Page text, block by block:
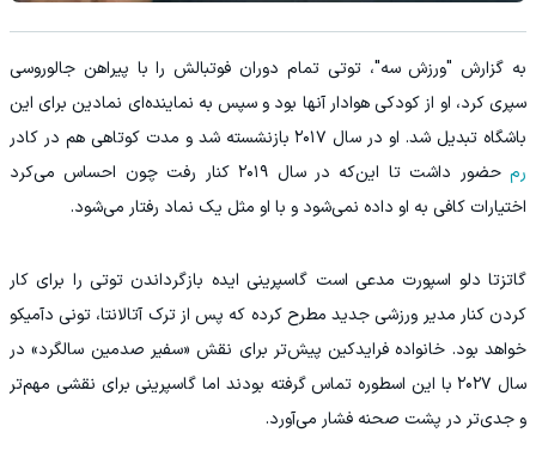
به گزارش "ورزش سه"، توتی تمام دوران فوتبالش را با پیراهن جالوروسی
سپری کرد، او از کودکی هوادار آنها بود و سپس به نماینده‌ای نمادین برای این
باشگاه تبدیل شد. او در سال ۲۰۱۷ بازنشسته شد و مدت کوتاهی هم در کادر
رم
حضور داشت تا این‌که در سال ۲۰۱۹ کنار رفت چون احساس می‌کرد
اختیارات کافی به او داده نمی‌شود و با او مثل یک نماد رفتار می‌شود.
گاتزتا دلو اسپورت مدعی است گاسپرینی ایده بازگرداندن توتی را برای کار
کردن کنار مدیر ورزشی جدید مطرح کرده که پس از ترک آتالانتا، تونی دآمیکو
خواهد بود. خانواده فرایدکین پیش‌تر برای نقش «سفیر صدمین سالگرد» در
سال ۲۰۲۷ با این اسطوره تماس گرفته بودند اما گاسپرینی برای نقشی مهم‌تر
و جدی‌تر در پشت صحنه فشار می‌آورد.